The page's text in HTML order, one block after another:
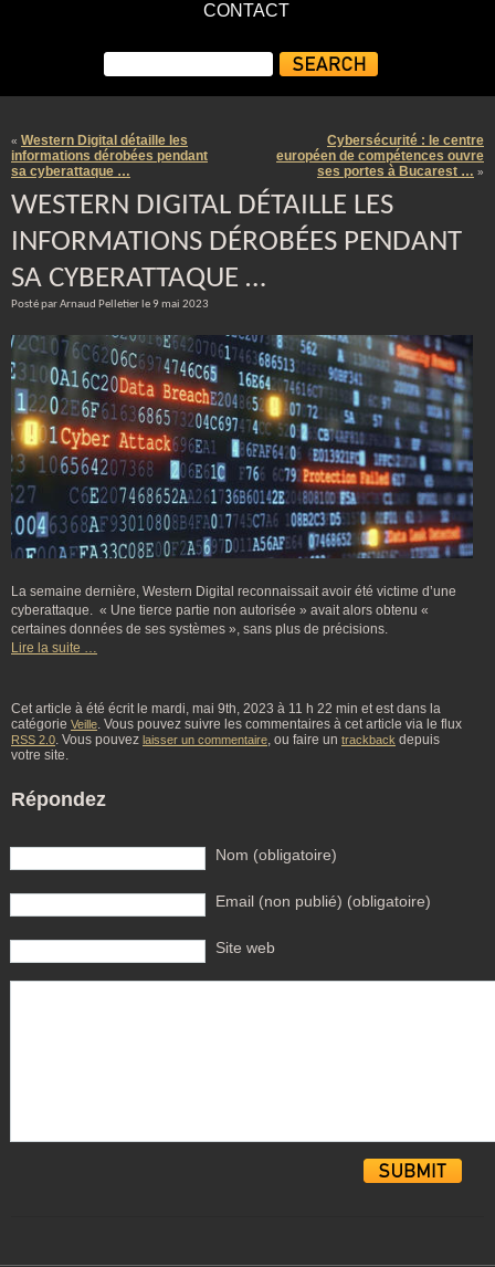
CONTACT
« Western Digital détaille les
informations dérobées pendant
sa cyberattaque …
Cybersécurité : le centre
européen de compétences ouvre
ses portes à Bucarest … »
WESTERN DIGITAL DÉTAILLE LES
INFORMATIONS DÉROBÉES PENDANT
SA CYBERATTAQUE …
Posté par Arnaud Pelletier le 9 mai 2023
La semaine dernière, Western Digital reconnaissait avoir été victime d’une
cyberattaque. « Une tierce partie non autorisée » avait alors obtenu «
certaines données de ses systèmes », sans plus de précisions.
Lire la suite …
Cet article à été écrit le mardi, mai 9th, 2023 à 11 h 22 min et est dans la
catégorie Veille. Vous pouvez suivre les commentaires à cet article via le flux
RSS 2.0. Vous pouvez laisser un commentaire, ou faire un trackback depuis
votre site.
Répondez
Nom (obligatoire)
Email (non publié) (obligatoire)
Site web